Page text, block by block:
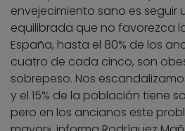
envejecimiento sano es seguir
equilibrada que no favorezca
España, hasta el 80% de los
cuatro de cada cinco, son
sobrepeso. Nos
y el 15% de la población tiene
pero en los ancianos este